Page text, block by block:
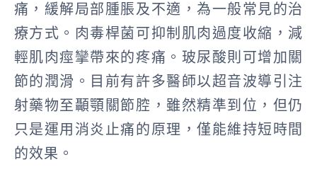
痛，緩解局部腫脹及不適，為一般常見的治
療方式。肉毒桿菌可抑制肌肉過度收縮，減
輕肌肉痙攣帶來的疼痛。玻尿酸則可增加關
節的潤滑。目前有許多醫師以超音波導引注
射藥物至顳顎關節腔，雖然精準到位，但仍
只是運用消炎止痛的原理，僅能維持短時間
的效果。